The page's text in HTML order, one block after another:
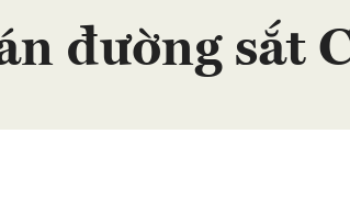
đường sắt